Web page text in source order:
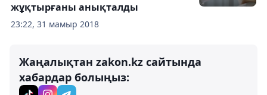
23:22, 31 мамыр 2018
жұқтырғаны анықталды
Жаңалықтан zakon.kz сайтында
хабардар болыңыз: